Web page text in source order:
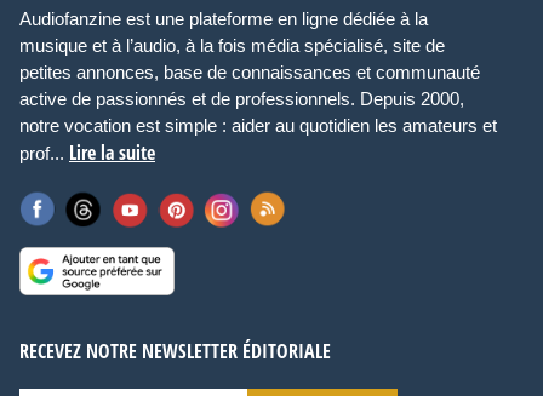
Audiofanzine est une plateforme en ligne dédiée à la
musique et à l’audio, à la fois média spécialisé, site de
petites annonces, base de connaissances et communauté
active de passionnés et de professionnels. Depuis 2000,
notre vocation est simple : aider au quotidien les amateurs et
prof... Lire la suite
RECEVEZ NOTRE NEWSLETTER ÉDITORIALE